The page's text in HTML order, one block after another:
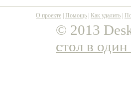
О проекте Помощь Как удалить
© 2013
стол в